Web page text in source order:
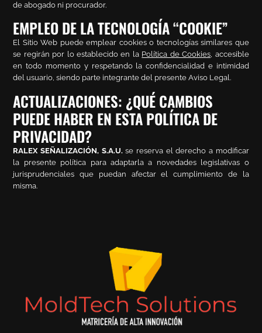
de abogado ni procurador.
EMPLEO DE LA TECNOLOGÍA “COOKIE”
El Sitio Web puede emplear cookies o tecnologías similares que
se regirán por lo establecido en la Política de Cookies, accesible
en todo momento y respetando la confidencialidad e intimidad
del usuario, siendo parte integrante del presente Aviso Legal.
ACTUALIZACIONES: ¿QUÉ CAMBIOS
PUEDE HABER EN ESTA POLÍTICA DE
PRIVACIDAD?
RALEX SEÑALIZACIÓN, S.A.U.se reserva el derecho a modificar
la presente política para adaptarla a novedades legislativas o
jurisprudenciales que puedan afectar el cumplimiento de la
misma.